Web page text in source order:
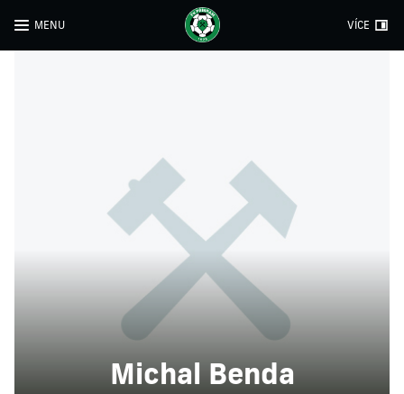
MENU VÍCE
Michal Benda